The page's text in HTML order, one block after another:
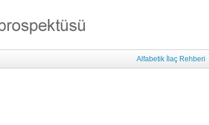
Alfabetik İlaç Rehberi